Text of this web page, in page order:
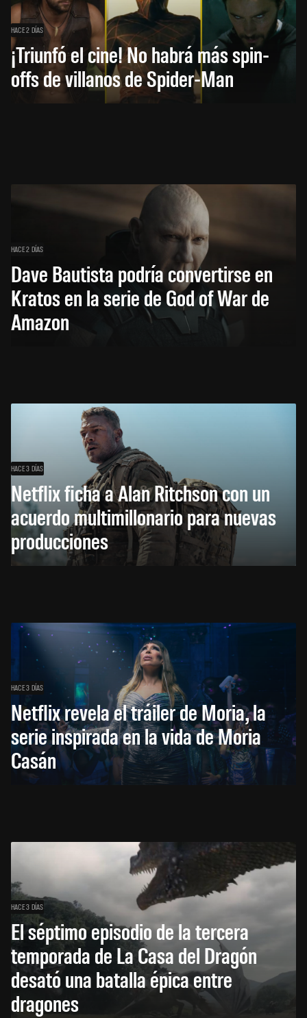
HACE 2 DÍAS
¡Triunfó el cine! No habrá más spin-
offs de villanos de Spider-Man
HACE 2 DÍAS
Dave Bautista podría convertirse en
Kratos en la serie de God of War de
Amazon
HACE 3 DÍAS
Netflix ficha a Alan Ritchson con un
acuerdo multimillonario para nuevas
producciones
HACE 3 DÍAS
Netflix revela el tráiler de Moria, la
serie inspirada en la vida de Moria
Casán
HACE 3 DÍAS
El séptimo episodio de la tercera
temporada de La Casa del Dragón
desató una batalla épica entre
dragones